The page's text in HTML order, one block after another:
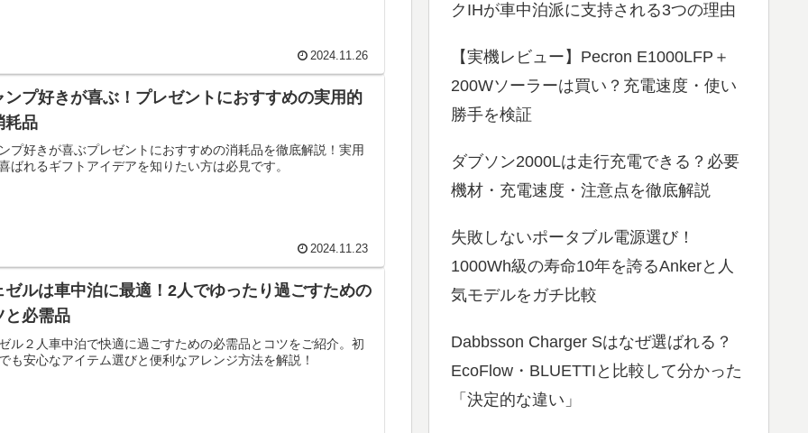
2024.11.26
ンプ好きが喜ぶ！プレゼントにおすすめの実用的
耗品
プ好きが喜ぶプレゼントにおすすめの消耗品を徹底解説！実用
ばれるギフトアイデアを知りたい方は必見です。
2024.11.23
ゼルは車中泊に最適！2人でゆったり過ごすための
と必需品
ル２人車中泊で快適に過ごすための必需品とコツをご紹介。初
も安心なアイテム選びと便利なアレンジ方法を解説！
クIHが車中泊派に支持される3つの理由
【実機レビュー】Pecron E1000LFP＋
200Wソーラーは買い？充電速度・使い
勝手を検証
ダブソン2000Lは走行充電できる？必要
機材・充電速度・注意点を徹底解説
失敗しないポータブル電源選び！
1000Wh級の寿命10年を誇るAnkerと人
気モデルをガチ比較
Dabbsson Charger Sはなぜ選ばれる？
EcoFlow・BLUETTIと比較して分かった
「決定的な違い」